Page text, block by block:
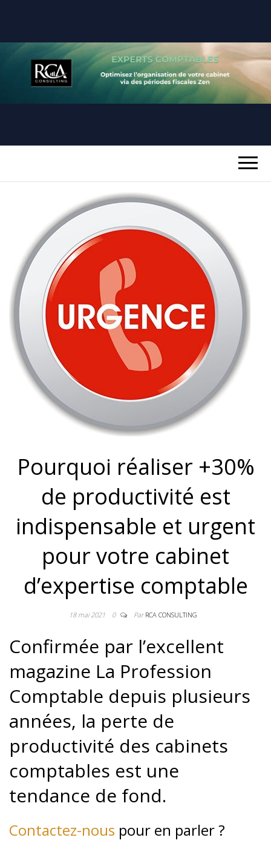
RCA
CONSULTING
REUSSIR SA PERIODE FISCALE
Pourquoi réaliser +30%
de productivité est
indispensable et urgent
pour votre cabinet
d’expertise comptable
18 mai 2021 0 ParRCA CONSULTING
Confirmée par l’excellent
magazine La Profession
Comptable depuis plusieurs
années, la perte de
productivité des cabinets
comptables est une
tendance de fond.
Contactez-nous pour en parler ?